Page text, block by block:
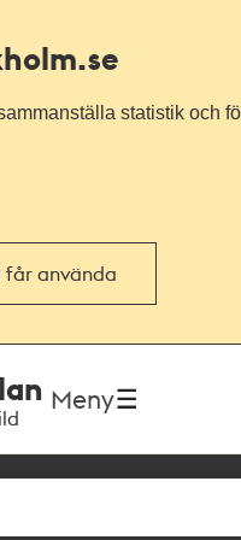
statistik och
får använda
Meny